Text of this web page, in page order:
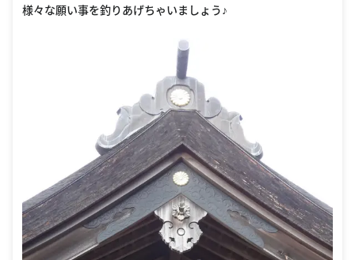
様々な願い事を釣りあげちゃいましょう♪